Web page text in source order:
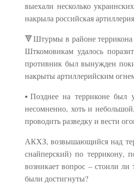
выехали несколько
накрыла российская
🔻Штурмы в районе террикона
Шткомовикам удалось
противник был вынужден
накрыты артиллерийским
▪️Позднее на терриконе был
несомненно, хоть и
проводить разведку и вести
АКХЗ, возвышающийся над
снайперский) по террикону,
возникает вопрос – стоили ли
были достигнуты?